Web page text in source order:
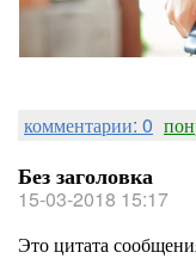
комментарии: 0
Без заголовка
15-03-2018 15:17
Это цитата